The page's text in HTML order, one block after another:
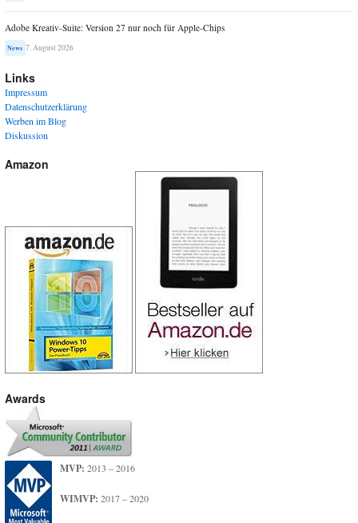
Adobe Kreativ-Suite: Version 27 nur noch für Apple-Chips
News 7. August 2026
Links
Impressum
Datenschutzerklärung
Werben im Blog
Diskussion
Amazon
Awards
MVP: 2013 – 2016
WIMVP: 2017 – 2020